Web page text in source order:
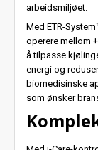
arbeidsmiljøet.
Med ETR-
operere mellom
å tilpasse
energi og
biomedisinske
som ønsker